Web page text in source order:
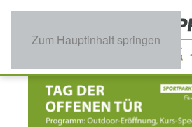
Zum Hauptinhalt springen